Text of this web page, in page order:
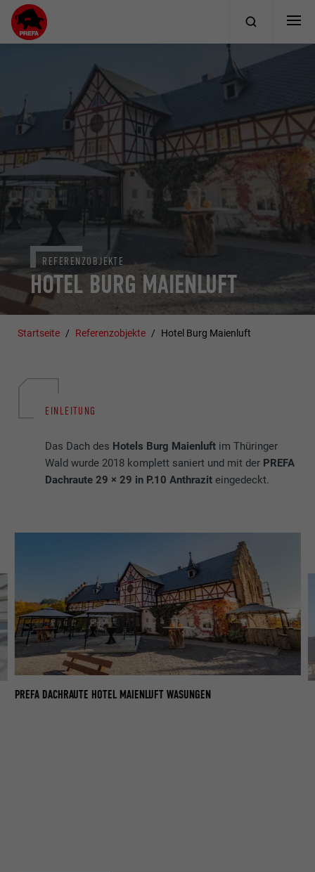
HOTEL BURG MAIENLUFT
REFERENZOBJEKTE
Startseite Referenzobjekte Hotel Burg Maienluft
EINLEITUNG
Das Dach des Hotels Burg Maienluft im Thüringer
Wald wurde 2018 komplett saniert und mit der PREFA
Dachraute 29 × 29 in P.10 Anthrazit eingedeckt.
PREFA DACHRAUTE HOTEL MAIENLUFT WASUNGEN